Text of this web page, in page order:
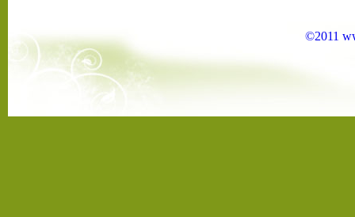
©2011